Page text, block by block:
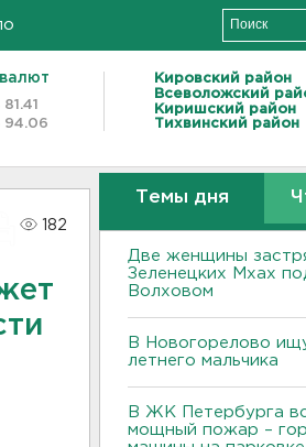
81.41
94.06
Кировский район
Всеволожский
Киришский район
Тихвинский район
182
Темы дня
Две женщины
Зеленецких Мхах
Волховом
В Новогорелово
летнего мальчика
В ЖК Петербурга
мощный пожар –